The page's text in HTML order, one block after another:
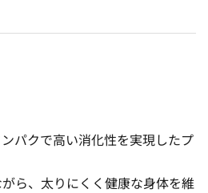
パクで高い消化性を実現したプ
ら、太りにくく健康な身体を維